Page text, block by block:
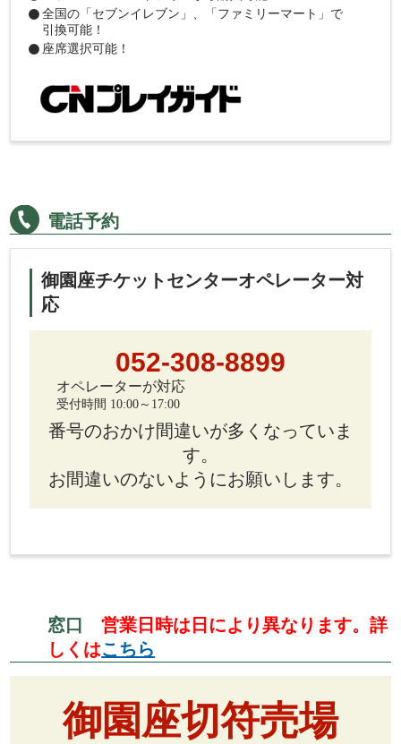
全国の「セブンイレブン」、「ファミリーマート」で
引換可能！
座席選択可能！
電話予約
御園座チケットセンターオペレーター対
応
052-308-8899
オペレーターが対応
受付時間 10:00～17:00
番号のおかけ間違いが多くなっていま
す。
お間違いのないようにお願いします。
窓口営業日時は日により異なります。詳
しくはこちら
御園座切符売場